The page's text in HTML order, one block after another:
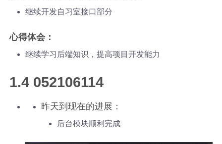
继续开发自习室接口部分
心得体会：
继续学习后端知识，提高项目开发能力
1.4 052106114
昨天到现在的进展：
后台模块顺利完成